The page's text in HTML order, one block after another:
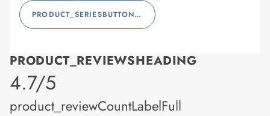
PRODUCT_SERIESBUTTONLABEL
PRODUCT_REVIEWSHEADING
product_rating
4.7/5
product_reviewCountLabelFull